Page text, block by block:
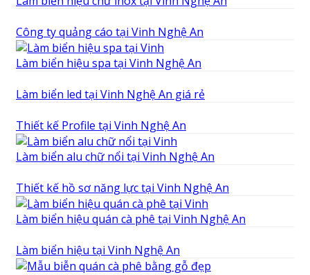
Công ty quảng cáo tại Vinh Nghệ An
Làm biển hiệu spa tại Vinh Nghệ An
Làm biển led tại Vinh Nghệ An giá rẻ
Thiết kế Profile tại Vinh Nghệ An
Làm biển alu chữ nổi tại Vinh Nghệ An
Thiết kế hồ sơ năng lực tại Vinh Nghệ An
Làm biển hiệu quán cà phê tại Vinh Nghệ An
Làm biển hiệu tại Vinh Nghệ An